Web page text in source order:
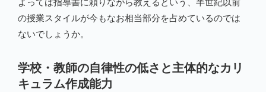
よっては指導書に頼りながら教えるという、半世紀以前
の授業スタイルが今もなお相当部分を占めているのでは
ないでしょうか。
学校・教師の自律性の低さと主体的なカリ
キュラム作成能力